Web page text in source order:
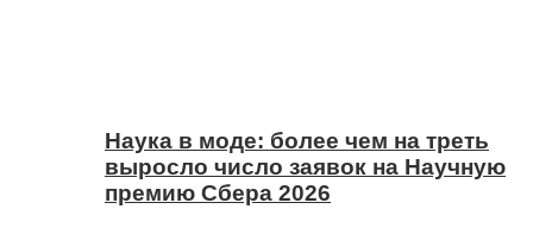
Наука в моде: более чем на треть
выросло число заявок на Научную
премию Сбера 2026